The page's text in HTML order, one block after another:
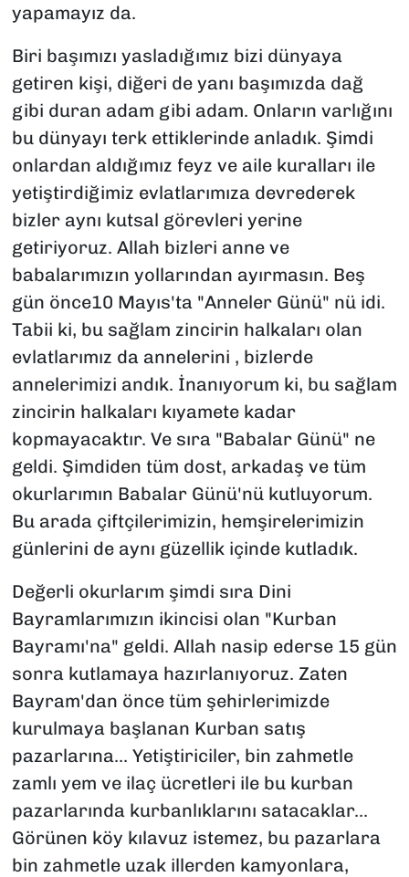
yapamayız da.
Biri başımızı yasladığımız bizi dünyaya
getiren kişi, diğeri de yanı başımızda dağ
gibi duran adam gibi adam. Onların varlığını
bu dünyayı terk ettiklerinde anladık. Şimdi
onlardan aldığımız feyz ve aile kuralları ile
yetiştirdiğimiz evlatlarımıza devrederek
bizler aynı kutsal görevleri yerine
getiriyoruz. Allah bizleri anne ve
babalarımızın yollarından ayırmasın. Beş
gün önce10 Mayıs'ta "Anneler Günü" nü idi.
Tabii ki, bu sağlam zincirin halkaları olan
evlatlarımız da annelerini , bizlerde
annelerimizi andık. İnanıyorum ki, bu sağlam
zincirin halkaları kıyamete kadar
kopmayacaktır. Ve sıra "Babalar Günü" ne
geldi. Şimdiden tüm dost, arkadaş ve tüm
okurlarımın Babalar Günü'nü kutluyorum.
Bu arada çiftçilerimizin, hemşirelerimizin
günlerini de aynı güzellik içinde kutladık.
Değerli okurlarım şimdi sıra Dini
Bayramlarımızın ikincisi olan "Kurban
Bayramı'na" geldi. Allah nasip ederse 15 gün
sonra kutlamaya hazırlanıyoruz. Zaten
Bayram'dan önce tüm şehirlerimizde
kurulmaya başlanan Kurban satış
pazarlarına... Yetiştiriciler, bin zahmetle
zamlı yem ve ilaç ücretleri ile bu kurban
pazarlarında kurbanlıklarını satacaklar...
Görünen köy kılavuz istemez, bu pazarlara
bin zahmetle uzak illerden kamyonlara,